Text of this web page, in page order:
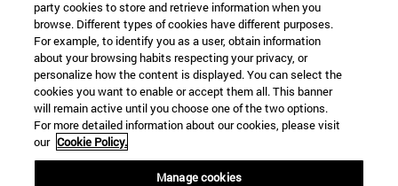
party cookies to store and retrieve information when you
browse. Different types of cookies have different purposes.
For example, to identify you as a user, obtain information
about your browsing habits respecting your privacy, or
personalize how the content is displayed. You can select the
cookies you want to enable or accept them all. This banner
will remain active until you choose one of the two options.
For more detailed information about our cookies, please visit
our Cookie Policy.
Manage cookies